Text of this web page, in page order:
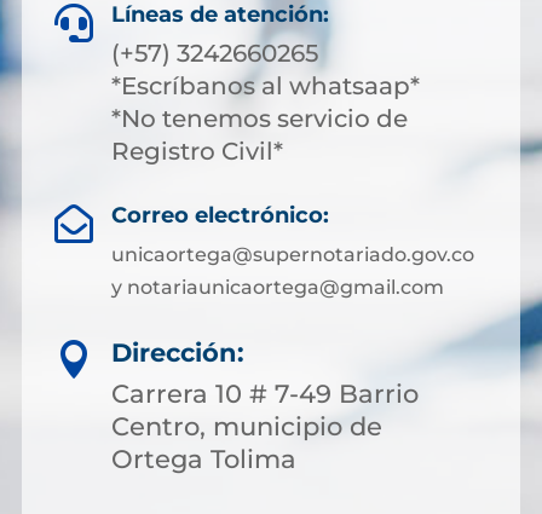
 Líneas de atención:
(+57) 3242660265
*Escríbanos al whatsaap*
*No tenemos servicio de
Registro Civil*
 Correo electrónico:
unicaortega@supernotariado.gov.co
y notariaunicaortega@gmail.com

Dirección:
Carrera 10 # 7-49 Barrio
Centro, municipio de
Ortega Tolima